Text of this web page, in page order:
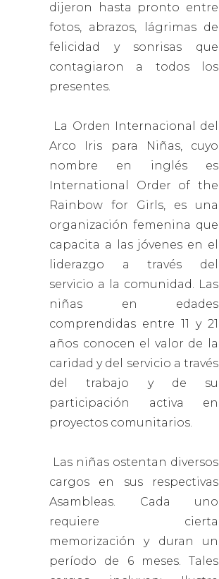
dijeron hasta pronto entre
fotos, abrazos, lágrimas de
felicidad y sonrisas que
contagiaron a todos los
presentes.
La Orden Internacional del
Arco Iris para Niñas, cuyo
nombre en inglés es
International Order of the
Rainbow for Girls, es una
organización femenina que
capacita a las jóvenes en el
liderazgo a través del
servicio a la comunidad. Las
niñas en edades
comprendidas entre 11 y 21
años conocen el valor de la
caridad y del servicio a través
del trabajo y de su
participación activa en
proyectos comunitarios.
Las niñas ostentan diversos
cargos en sus respectivas
Asambleas. Cada uno
requiere cierta
memorización y duran un
período de 6 meses. Tales